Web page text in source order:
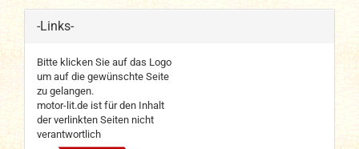
-Links-
Bitte klicken Sie auf das Logo
um auf die gewünschte Seite
zu gelangen.
motor-lit.de ist für den Inhalt
der verlinkten Seiten nicht
verantwortlich